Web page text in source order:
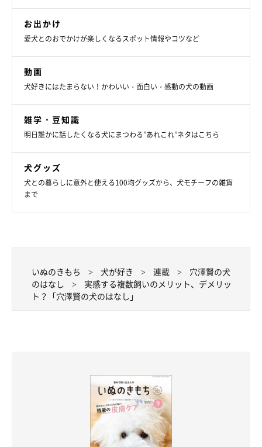
お出かけ
愛犬とのおでかけが楽しくなるスポット情報やコツなど
動画
犬好きにはたまらない！かわいい・面白い・感動の犬の動画
雑学・豆知識
明日誰かに話したくなる犬にまつわる”あれこれ”ネタはこちら
犬グッズ
犬との暮らしに意外と使える100均グッズから、犬モチーフの雑貨
まで
いぬのきもち 犬が好き 連載
穴澤賢の犬
のはなし
実感する複数飼いのメリット、デメリッ
ト？「穴澤賢の犬のはなし」